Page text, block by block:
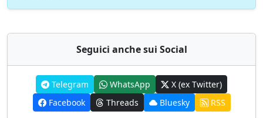
Seguici anche sui Social
Telegram WhatsApp
X (ex Twitter)
Facebook
Threads Bluesky RSS